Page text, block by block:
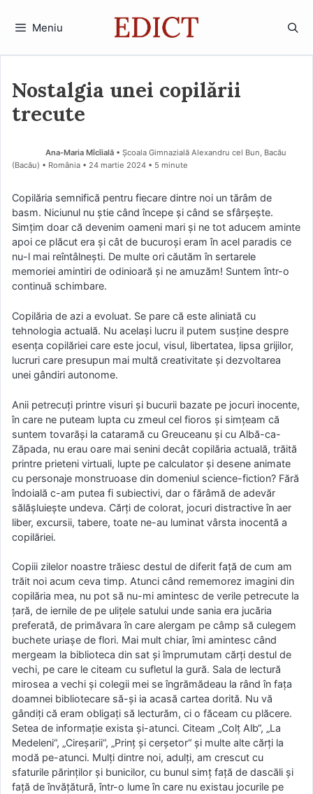
Meniu
Nostalgia unei copilării
trecute
Ana-Maria Mîcîială • Școala Gimnazială Alexandru cel Bun, Bacău
(Bacău) • România
24 martie 2024 • 5 minute
Copilăria semnifică pentru fiecare dintre noi un tărâm de
basm. Niciunul nu ştie când începe şi când se sfârșește.
Simțim doar că devenim oameni mari şi ne tot aducem aminte
apoi ce plăcut era şi cât de bucuroși eram în acel paradis ce
nu-l mai reîntâlnești. De multe ori căutăm în sertarele
memoriei amintiri de odinioară şi ne amuzăm! Suntem într-o
continuă schimbare.
Copilăria de azi a evoluat. Se pare că este aliniată cu
tehnologia actuală. Nu același lucru il putem susține despre
esenţa copilăriei care este jocul, visul, libertatea, lipsa grijilor,
lucruri care presupun mai multă creativitate şi dezvoltarea
unei gândiri autonome.
Anii petrecuți printre visuri şi bucurii bazate pe jocuri inocente,
în care ne puteam lupta cu zmeul cel fioros şi simțeam că
suntem tovarăși la cataramă cu Greuceanu şi cu Albă-ca-
Zăpada, nu erau oare mai senini decât copilăria actuală, trăită
printre prieteni virtuali, lupte pe calculator şi desene animate
cu personaje monstruoase din domeniul science-fiction? Fără
îndoială c-am putea fi subiectivi, dar o fărâmă de adevăr
sălășluiește undeva. Cărţi de colorat, jocuri distractive în aer
liber, excursii, tabere, toate ne-au luminat vârsta inocentă a
copilăriei.
Copiii zilelor noastre trăiesc destul de diferit faţă de cum am
trăit noi acum ceva timp. Atunci când rememorez imagini din
copilăria mea, nu pot să nu-mi amintesc de verile petrecute la
ţară, de iernile de pe ulițele satului unde sania era jucăria
preferată, de primăvara în care alergam pe câmp să culegem
buchete uriașe de flori. Mai mult chiar, îmi amintesc când
mergeam la biblioteca din sat și împrumutam cărți destul de
vechi, pe care le citeam cu sufletul la gură. Sala de lectură
mirosea a vechi și colegii mei se îngrămădeau la rând în fața
doamnei bibliotecare să-și ia acasă cartea dorită. Nu vă
gândiți că eram obligați să lecturăm, ci o făceam cu plăcere.
Setea de informație exista și-atunci. Citeam „Colţ Alb“, „La
Medeleni“, „Cireşarii“, „Prinţ şi cerşetor“ şi multe alte cărţi la
modă pe-atunci. Mulți dintre noi, adulți, am crescut cu
sfaturile părinţilor şi bunicilor, cu bunul simț față de dascăli și
față de învățătură, într-o lume în care nu existau jocurile pe